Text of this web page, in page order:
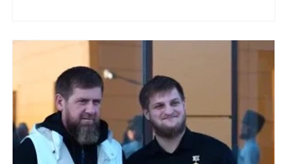
հիվանդանոց